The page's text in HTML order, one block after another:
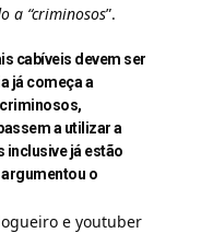
a “criminosos”.
cabíveis devem ser
já começa a
a utilizar a
inclusive já estão
o
e youtuber